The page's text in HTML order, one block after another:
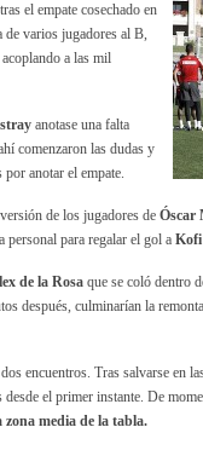
tras el empate cosechado en
varios jugadores al B,
a las mil
anotase una falta
comenzaron las dudas y
anotar el empate.
de los jugadores de Óscar
para regalar el gol a Kofi
de la Rosa que se coló dentro
después, culminarían la
encuentros. Tras salvarse en
el primer instante. De
media de la tabla.